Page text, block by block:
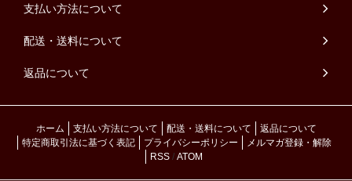
支払い方法について
配送・送料について
返品について
ホーム 支払い方法について 配送・送料について
返品について
特定商取引法に基づく表記
プライバシーポリシー
メルマガ登録・解除
RSS / ATOM